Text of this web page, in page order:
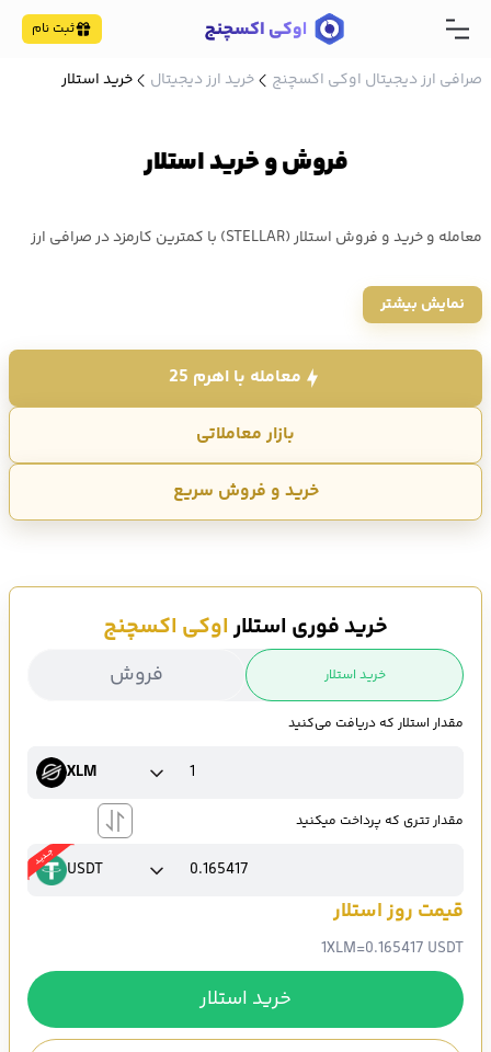
ثبت نام
صرافی ارز دیجیتال اوکی اکسچنج خرید ارز دیجیتال خرید استلار
فروش و خرید استلار
معامله و خرید و فروش استلار (STELLAR) با کمترین کارمزد در صرافی ارز
نمایش بیشتر
معامله با اهرم 25
بازار معاملاتی
خرید و فروش سریع
خرید فوری استلاراوکی اکسچنج
خرید استلار فروش
مقدار استلار که دریافت می‌کنید
XLM
مقدار تتری که پرداخت میکنید
USDT
قیمت روز استلار
1XLM=0.165417 USDT
خرید استلار